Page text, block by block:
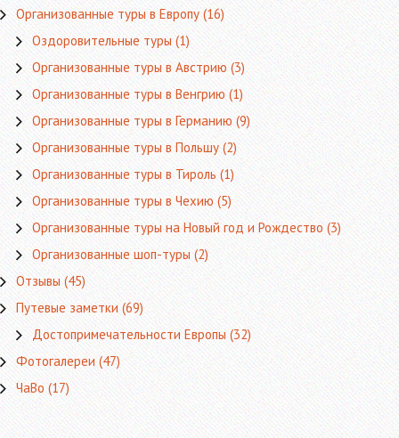
Организованные туры в Европу(16)
Оздоровительные туры(1)
Организованные туры в Австрию(3)
Организованные туры в Венгрию(1)
Организованные туры в Германию(9)
Организованные туры в Польшу(2)
Организованные туры в Тироль(1)
Организованные туры в Чехию(5)
Организованные туры на Новый год и Рождество(3)
Организованные шоп-туры(2)
Отзывы(45)
Путевые заметки(69)
Достопримечательности Европы(32)
Фотогалереи(47)
ЧаВо(17)